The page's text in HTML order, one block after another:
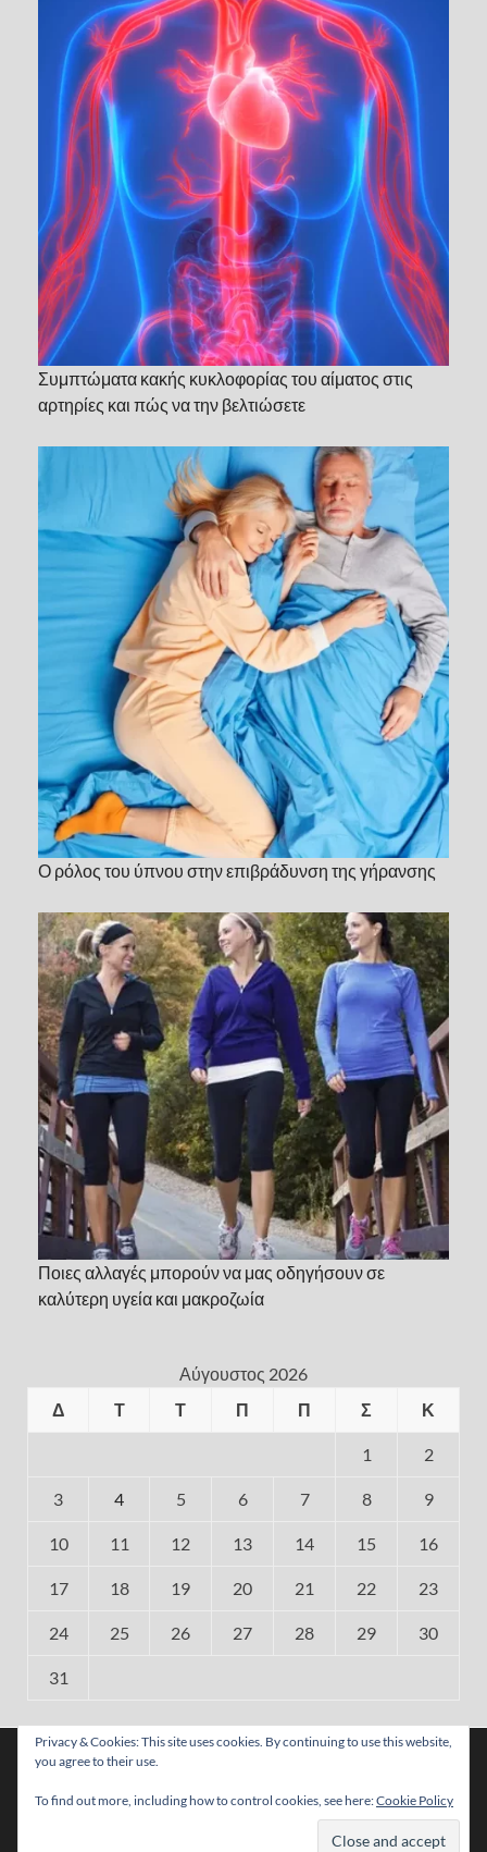
Συμπτώματα κακής κυκλοφορίας του αίματος στις
αρτηρίες και πώς να την βελτιώσετε
Ο ρόλος του ύπνου στην επιβράδυνση της γήρανσης
Ποιες αλλαγές μπορούν να μας οδηγήσουν σε
καλύτερη υγεία και μακροζωία
Αύγουστος 2026
Δ
Τ Τ Π Π Σ Κ
1 2
3 4 5 6 7 8 9
10 11 12 13 14 15 16
17 18 19 20 21 22 23
24 25 26 27 28 29 30
31
« Ιούλ
Χρησιμοποιούμε cookies για να σας προσφέρουμε τη
βέλτιστη εμπειρία πλοήγησης στον ιστότοπό μας.
Μπορείτε να μάθετε ποια cookies χρησιμοποιούμε ή να τα
απενεργοποιήσετε στιςρυθμίσεις
Privacy & Cookies: This site uses cookies. By continuing to use this website,
you agree to their use.
To find out more, including how to control cookies, see here:Cookie Policy